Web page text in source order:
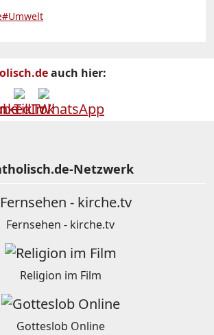
#Umwelt
auch hier:
Netzwerk
Fernsehen - kirche.tv
Religion im Film
Gotteslob Online